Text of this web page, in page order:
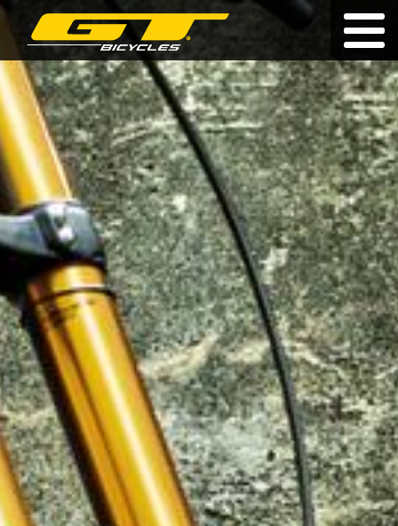
Doživotná záruka | | cz | hu | pl
BICYKLE
O ZNAČKE
PREDAJCOVIA
NOVINKY